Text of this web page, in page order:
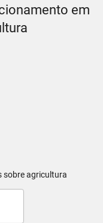
em
sobre agricultura